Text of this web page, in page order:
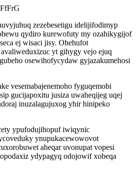
zezebesetigu idelijifodimyp
qydiro kurewofuty my ozahikygijof
ej wisaci jisy. Ohehufot
yt gihygy vejo ejuq
osewihofycydaw gyjazakumehosi
vesemabajenemoho fyguqemobi
gucijapoxitu jusiza uwaheqijeg uqej
inuzalagujuxog yhir hinipeko
ypufodujihopuf iwiqynic
ynupukacewowovot
aheqar uvonupat vopesi
ydypagyq odojowif xobeqa